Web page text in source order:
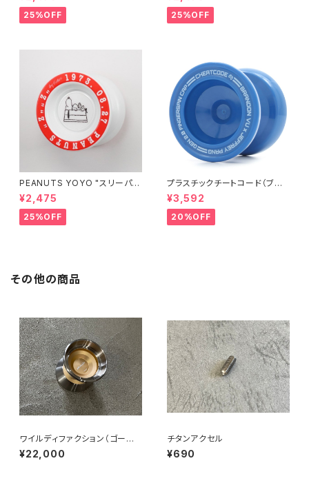
25%OFF 25%OFF
PEANUTS YOYO "スリーパ
ー"
¥2,475
25%OFF
プラスチックチートコード（ブル
ー）
¥3,592
20%OFF
その他の商品
ワイルディファクション（ゴール
ド）
¥22,000
チタンアクセル
¥690